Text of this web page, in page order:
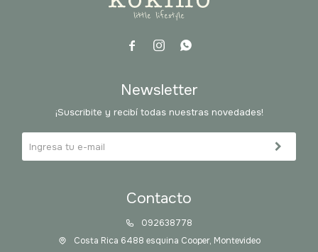
  
Contacto
092638778
Costa Rica 6488 esquina Cooper, Montevideo
Newsletter
¡Suscribite y recibí todas nuestras novedades!